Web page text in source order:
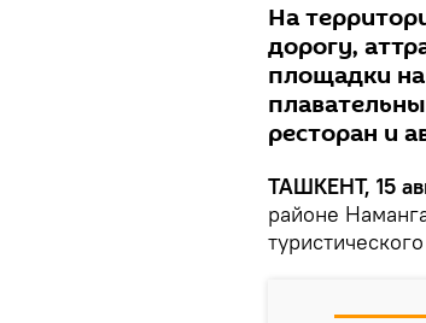
На
дорогу,
площадки
ресторан и
ТАШКЕНТ, 15
районе